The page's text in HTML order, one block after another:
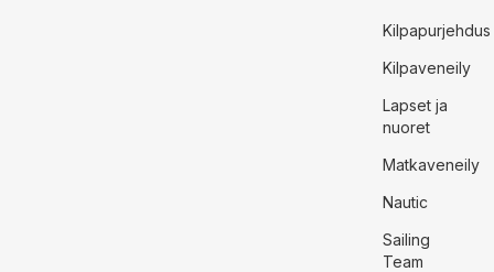
Kilpapurjehdus
Kilpaveneily
Lapset ja
nuoret
Matkaveneily
Nautic
Sailing
Team